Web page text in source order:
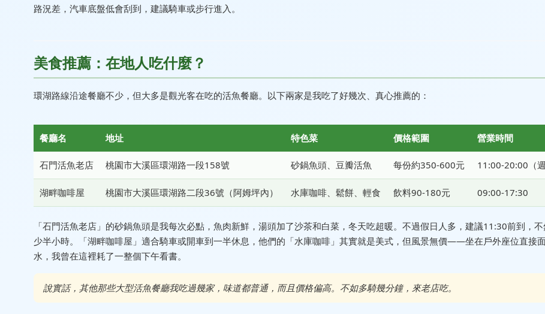
路況差，汽車底盤低會刮到，建議騎車或步行進入。
美食推薦：在地人吃什麼？
環湖路線沿途餐廳不少，但大多是觀光客在吃的活魚餐廳。以下兩家是我吃了好幾次、真心推薦的：
餐廳名 地址 特色菜 價格範圍 營業時間
石門活魚老店 桃園市大溪區環湖路一段158號 砂鍋魚頭、豆瓣活魚 每份約350-600元 11:00-20:00（週
湖畔咖啡屋 桃園市大溪區環湖路二段36號（阿姆坪內） 水庫咖啡、鬆餅、輕食 飲料90-180元 09:00-17:30
「石門活魚老店」的砂鍋魚頭是我每次必點，魚肉新鮮，湯頭加了沙茶和白菜，冬天吃超暖。不過假日人多，建議11:30前到，
少半小時。「湖畔咖啡屋」適合騎車或開車到一半休息，他們的「水庫咖啡」其實就是美式，但風景無價——坐在戶外座位直接
水，我曾在這裡耗了一整個下午看書。
說實話，其他那些大型活魚餐廳我吃過幾家，味道都普通，而且價格偏高。不如多騎幾分鐘，來老店吃。